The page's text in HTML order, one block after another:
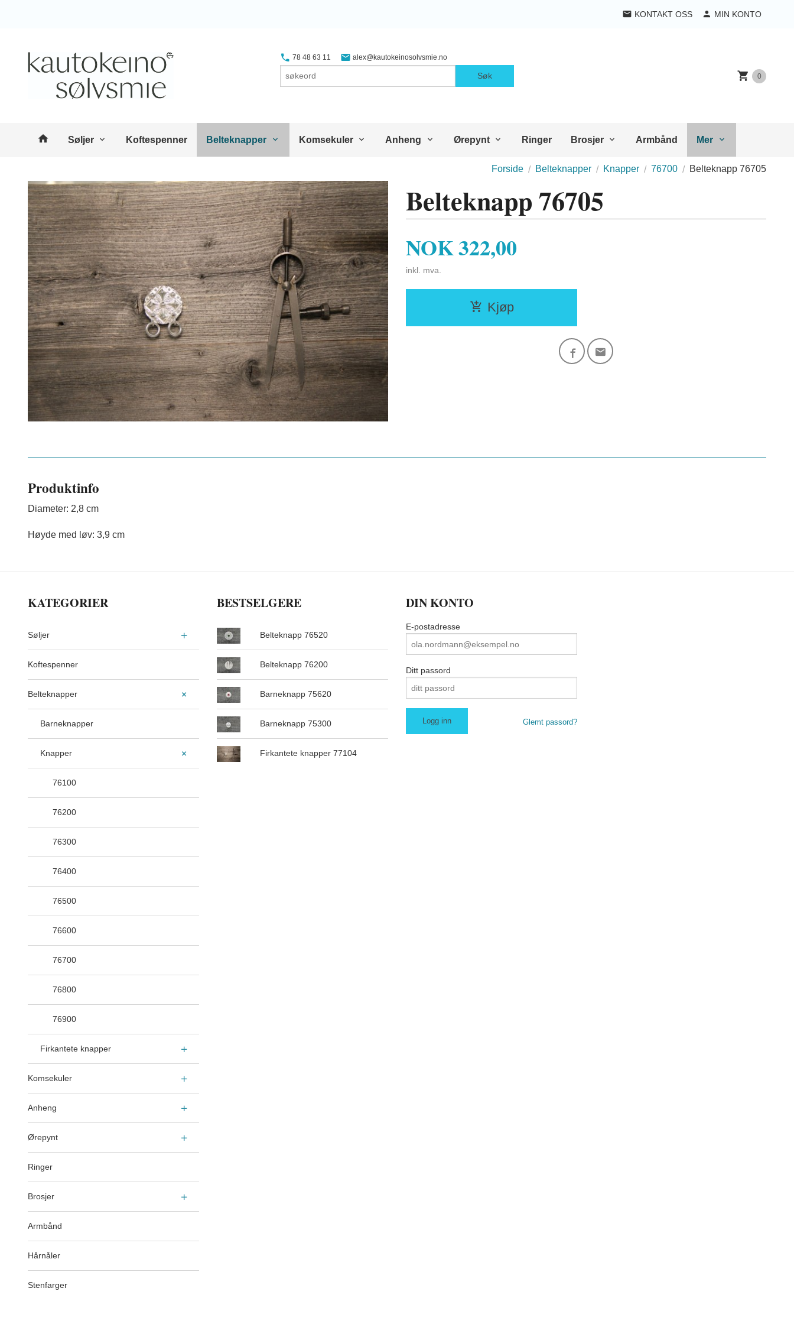
KONTAKT OSS MIN KONTO
78 48 63 11 alex@kautokeinosolvsmie.no
Søk 0
Produkter
Søljer Koftespenner Belteknapper Komsekuler Anheng Ørepynt Ringer Brosjer Armbånd Mer
Forside Belteknapper Knapper 76700 Belteknapp 76705
Belteknapp 76705
Pris
NOK322,00
inkl. mva.
Kjøp
Produktinfo
Diameter: 2,8 cm
Høyde med løv: 3,9 cm
KATEGORIER
Søljer
Koftespenner
Belteknapper
Barneknapper
Knapper
76100
76200
76300
76400
76500
76600
76700
76800
76900
Firkantete knapper
Komsekuler
Anheng
Ørepynt
Ringer
Brosjer
Armbånd
Hårnåler
Stenfarger
BESTSELGERE
Belteknapp 76520
Belteknapp 76200
Barneknapp 75620
Barneknapp 75300
Firkantete knapper 77104
DIN KONTO
E-postadresse
Ditt passord
Glemt passord?